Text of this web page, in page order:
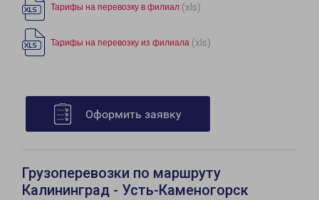
Тарифы на перевозку в филиал (xls)
Тарифы на перевозку из филиала (xls)
Оформить заявку
Грузоперевозки по маршруту
Калининград - Усть-Каменогорск